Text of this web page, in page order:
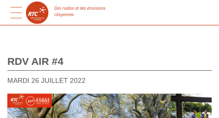
Des radios et des émissions
citoyennes
RDV AIR #4
MARDI 26 JUILLET 2022